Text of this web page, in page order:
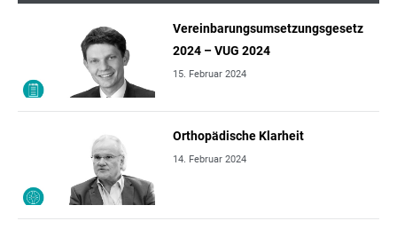
Vereinbarungsumsetzungsgesetz
2024 – VUG 2024
15. Februar 2024
Orthopädische Klarheit
14. Februar 2024